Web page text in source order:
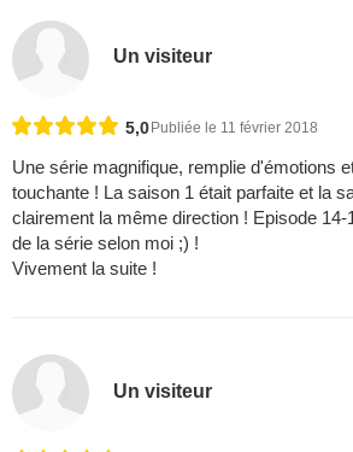
Un visiteur
5,0 Publiée le 11 février 2018
Une série magnifique, remplie d'émotions
touchante ! La saison 1 était parfaite et la
clairement la même direction ! Episode
de la série selon moi ;) !
Vivement la suite !
Un visiteur